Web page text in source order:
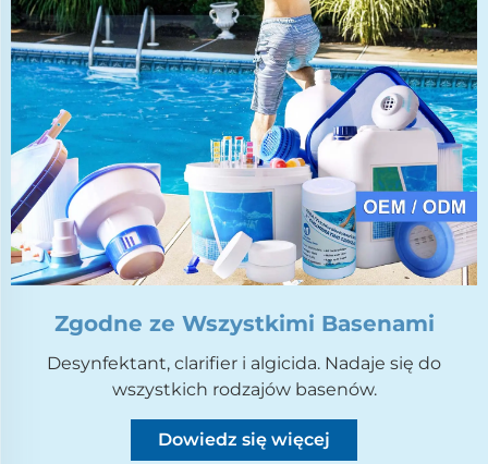
Zgodne ze Wszystkimi Basenami
Desynfektant, clarifier i algicida. Nadaje się do
wszystkich rodzajów basenów.
Dowiedz się więcej